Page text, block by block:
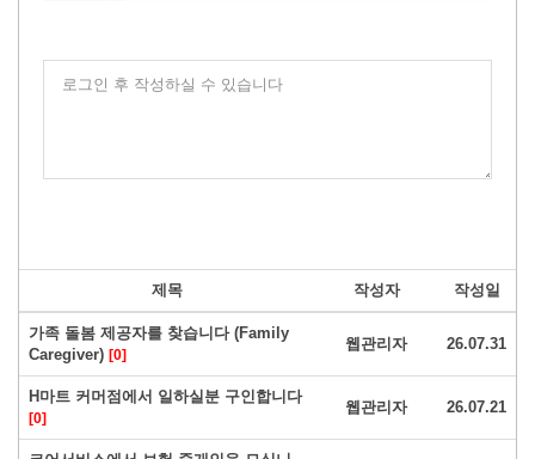
로그인 후 작성하실 수 있습니다
제목 작성자 작성일
가족 돌봄 제공자를 찾습니다 (Family
Caregiver) [0]
웹관리자 26.07.31
H마트 커머점에서 일하실분 구인합니다
[0]
웹관리자 26.07.21